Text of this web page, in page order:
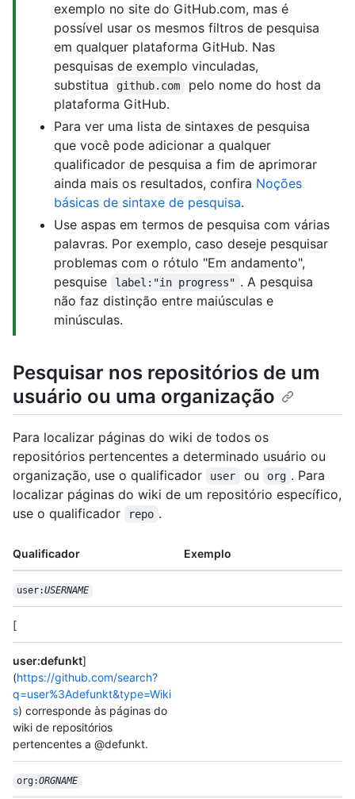
exemplo no site do GitHub.com, mas é
possível usar os mesmos filtros de pesquisa
em qualquer plataforma GitHub. Nas
pesquisas de exemplo vinculadas,
substitua
github.com
pelo nome do host da
plataforma GitHub.
Para ver uma lista de sintaxes de pesquisa
que você pode adicionar a qualquer
qualificador de pesquisa a fim de aprimorar
ainda mais os resultados, confira Noções
básicas de sintaxe de pesquisa.
Use aspas em termos de pesquisa com várias
palavras. Por exemplo, caso deseje pesquisar
problemas com o rótulo "Em andamento",
pesquise
label:"in progress" . A pesquisa
não faz distinção entre maiúsculas e
minúsculas.
Pesquisar nos repositórios de um
usuário ou uma organização
Para localizar páginas do wiki de todos os
repositórios pertencentes a determinado usuário ou
organização, use o qualificador
user ou org . Para
localizar páginas do wiki de um repositório específico,
use o qualificador
repo .
Qualificador Exemplo
user:USERNAME
[
user:defunkt]
(https://github.com/search?
q=user%3Adefunkt&type=Wiki
s) corresponde às páginas do
wiki de repositórios
pertencentes a @defunkt.
org:ORGNAME